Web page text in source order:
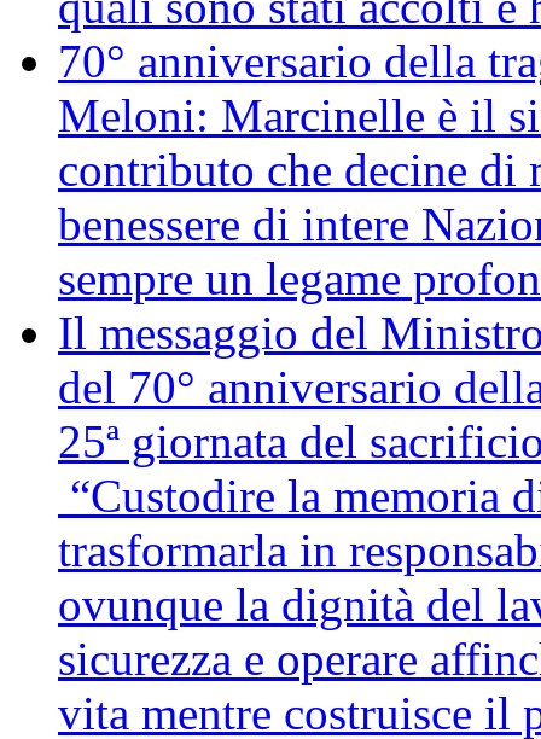
70° anniversario della
Meloni: Marcinelle è il
contributo che decine
benessere di intere
sempre un legame
Il messaggio del
del 70° anniversario
25ª giornata del
“Custodire la memoria
trasformarla in
ovunque la dignità del
sicurezza e operare
vita mentre costruisce il